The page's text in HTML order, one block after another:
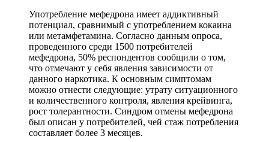
Употребление мефедрона имеет аддиктивный
потенциал, сравнимый с употреблением кокаина
или метамфетамина. Согласно данным опроса,
проведенного среди 1500 потребителей
мефедрона, 50% респондентов сообщили о том,
что отмечают у себя явления зависимости от
данного наркотика. К основным симптомам
можно отнести следующие: утрату ситуационного
и количественного контроля, явления крейвинга,
рост толерантности. Синдром отмены мефедрона
был описан у потребителей, чей стаж потребления
составляет более 3 месяцев.